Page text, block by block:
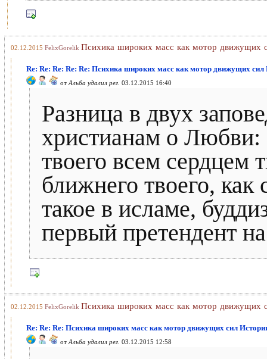
02.12.2015 FelixGorelik Психика широких масс как мотор движущих
Re: Re: Re: Re: Re: Психика широких масс как мотор движущих сил
от Альба удалил рег. 03.12.2015 16:40
Разница в двух
христианам о Любви:
твоего всем
ближнего твоего, как
такое в исламе,
первый претендент
02.12.2015 FelixGorelik Психика широких масс как мотор движущих
Re: Re: Re: Психика широких масс как мотор движущих сил
от Альба удалил рег. 03.12.2015 12:58